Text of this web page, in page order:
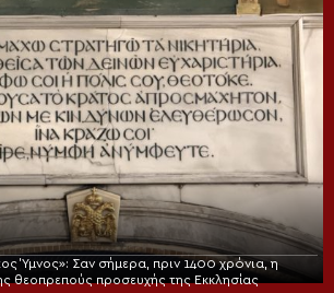
Ύμνος»: Σαν σήμερα, πριν 1400 χρόνια, η
θεοπρεπούς προσευχής της Εκκλησίας